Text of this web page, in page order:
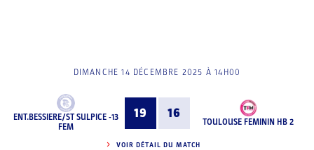
DIMANCHE 14 DÉCEMBRE 2025 À 14H00
ENT.BESSIERE/ST SULPICE -13
FEM
19 16
TOULOUSE FEMININ HB 2
VOIR DÉTAIL DU MATCH